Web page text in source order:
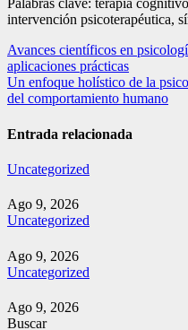
Palabras clave: terapia
intervención psicoterapéutica,
Navegación
de
entradas
Avances científicos en
aplicaciones prácticas
Un enfoque holístico de la
del comportamiento humano
Entrada relacionada
Uncategorized
Ago 9, 2026
Uncategorized
Ago 9, 2026
Uncategorized
Ago 9, 2026
Buscar